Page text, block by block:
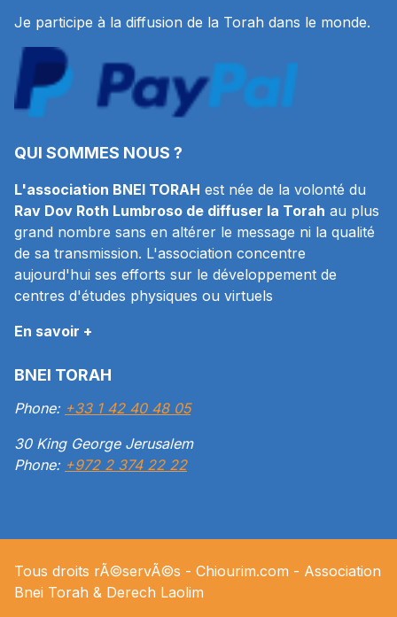
Je participe à la diffusion de la Torah dans le monde.
QUI SOMMES NOUS ?
L'association BNEI TORAH est née de la volonté du
Rav Dov Roth Lumbroso de diffuser la Torah au plus
grand nombre sans en altérer le message ni la qualité
de sa transmission. L'association concentre
aujourd'hui ses efforts sur le développement de
centres d'études physiques ou virtuels
En savoir +
BNEI TORAH
Phone: +33 1 42 40 48 05
30 King George Jerusalem
Phone: +972 2 374 22 22
Tous droits rÃ©servÃ©s - Chiourim.com - Association
Bnei Torah & Derech Laolim